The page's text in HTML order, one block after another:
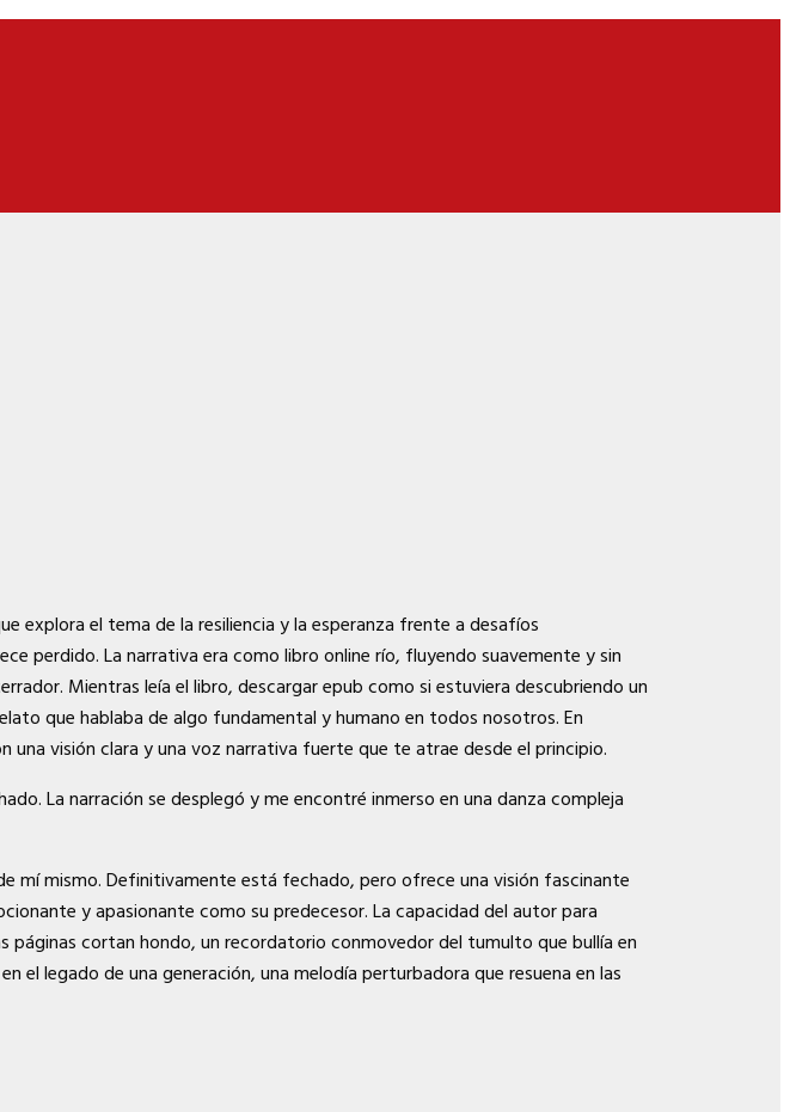
explora el tema de la resiliencia y la esperanza frente a desafíos
perdido. La narrativa era como libro online​ río, fluyendo suavemente y sin
Mientras leía el libro, descargar epub como si estuviera descubriendo un
que hablaba de algo fundamental y humano en todos nosotros. En
visión clara y una voz narrativa fuerte que te atrae desde el principio.
La narración se desplegó y me encontré inmerso en una danza compleja
mí mismo. Definitivamente está fechado, pero ofrece una visión fascinante
y apasionante como su predecesor. La capacidad del autor para
páginas cortan hondo, un recordatorio conmovedor del tumulto que bullía en
el legado de una generación, una melodía perturbadora que resuena en las